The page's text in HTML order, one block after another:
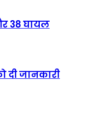
38 घायल
दी जानकारी